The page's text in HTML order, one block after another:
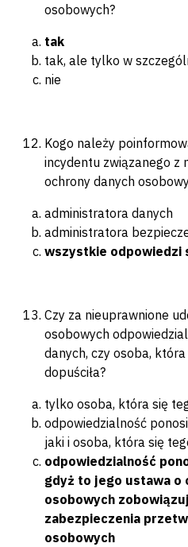
osobowych?
tak
tak, ale tylko w
nie
Kogo należy
incydentu związanego z
ochrony danych
administratora danych
administratora
wszystkie odpowiedzi
Czy za nieuprawnione
osobowych
danych, czy osoba,
dopuściła?
tylko osoba, która się
odpowiedzialność
jaki i osoba, która się
odpowiedzialność
gdyż to jego ustawa o
osobowych
zabezpieczenia
osobowych